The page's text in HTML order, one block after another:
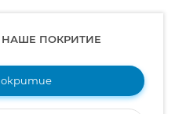
НАШЕ ПОКРИТИЕ